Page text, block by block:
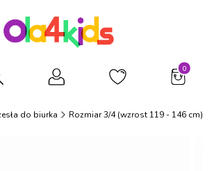
wyszukiwarkę
do biurka Rozmiar 3/4 (wzrost 119 - 146 cm)